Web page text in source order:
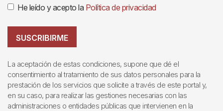
He leído y acepto la Política de privacidad
SUSCRIBIRME
La aceptación de estas condiciones, supone que dé el
consentimiento al tratamiento de sus datos personales para la
prestación de los servicios que solicite a través de este portal y,
en su caso, para realizar las gestiones necesarias con las
administraciones o entidades públicas que intervienen en la